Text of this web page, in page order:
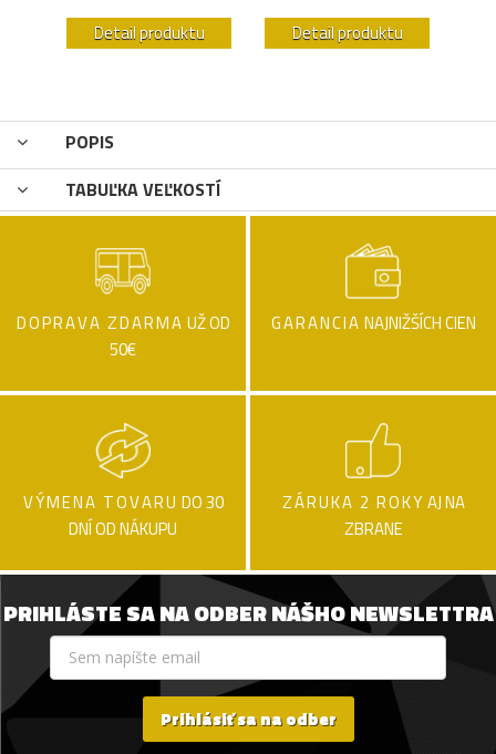
Detail produktu Detail produktu
POPIS
TABUĽKA VEĽKOSTÍ
DOPRAVA ZDARMA UŽ OD
50€
GARANCIA NAJNIŽŠÍCH CIEN
VÝMENA TOVARU DO 30
DNÍ OD NÁKUPU
ZÁRUKA 2 ROKY AJ NA
ZBRANE
PRIHLÁSTE SA NA ODBER NÁŠHO NEWSLETTRA
Prihlásiť sa na odber